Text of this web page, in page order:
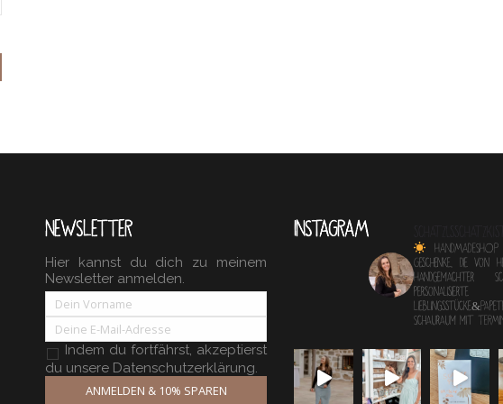
NEWSLETTER
Hier kannst du dich zu meinem
Newsletter anmelden.
Indem du fortfährst, akzeptierst
du unsere Datenschutzerklärung.
ANMELDEN & 10% SPAREN
INSTAGRAM
Geschenke, die von
Handgemachter
personalisierte
Schauraum mit